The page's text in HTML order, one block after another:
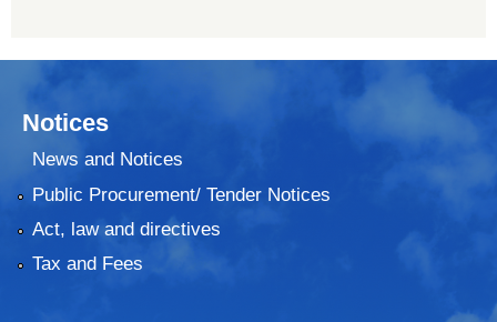
Notices
News and Notices
Public Procurement/ Tender Notices
Act, law and directives
Tax and Fees